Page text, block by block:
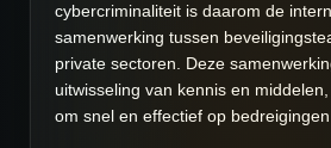
cybercriminaliteit is daarom de
samenwerking tussen
private sectoren. Deze
uitwisseling van kennis en
om snel en effectief op